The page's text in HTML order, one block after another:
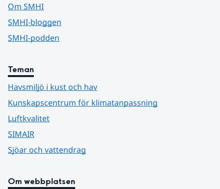
Om SMHI
SMHI-bloggen
SMHI-podden
Teman
Havsmiljö i kust och hav
Kunskapscentrum för klimatanpassning
Luftkvalitet
SIMAIR
Sjöar och vattendrag
Om webbplatsen